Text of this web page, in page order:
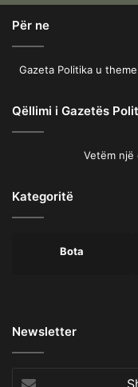
Për ne
Gazeta Politika u
Qëllimi i Gazetës
Vetëm një
Kategoritë
Bota
Newsletter